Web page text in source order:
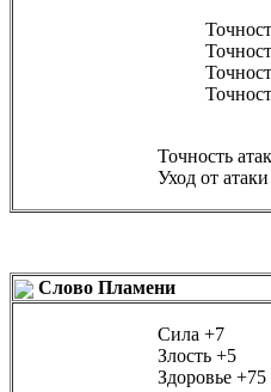
Точность
Уход от атаки
Слово Пламени
Сила +7
Злость +5
Здоровье +75